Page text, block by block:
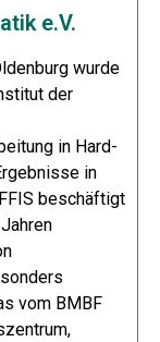
e.V.
wurde
der
in Hard-
in
beschäftigt
vom BMBF